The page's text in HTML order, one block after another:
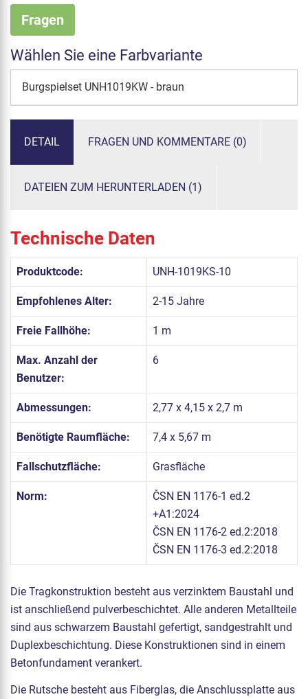
Fragen
Wählen Sie eine Farbvariante
Burgspielset UNH1019KW - braun
DETAIL FRAGEN UND KOMMENTARE (0)
DATEIEN ZUM HERUNTERLADEN (1)
Technische Daten
Produktcode: UNH-1019KS-10
Empfohlenes Alter: 2-15 Jahre
Freie Fallhöhe: 1 m
Max. Anzahl der
Benutzer:
6
Abmessungen: 2,77 x 4,15 x 2,7 m
Benötigte Raumfläche: 7,4 x 5,67 m
Fallschutzfläche: Grasfläche
Norm:
ČSN EN 1176-1 ed.2
+A1:2024
ČSN EN 1176-2 ed.2:2018
ČSN EN 1176-3 ed.2:2018
Die Tragkonstruktion besteht aus verzinktem Baustahl und
ist anschließend pulverbeschichtet. Alle anderen Metallteile
sind aus schwarzem Baustahl gefertigt, sandgestrahlt und
Duplexbeschichtung. Diese Konstruktionen sind in einem
Betonfundament verankert.
Die Rutsche besteht aus Fiberglas, die Anschlussplatte aus